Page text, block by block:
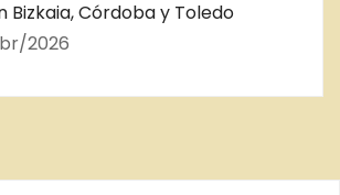
Bizkaia, Córdoba y Toledo
2026